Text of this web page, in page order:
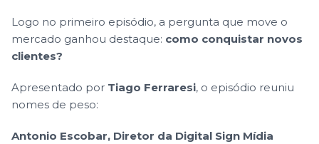
Logo no primeiro episódio, a pergunta que move o
mercado ganhou destaque: como conquistar novos
clientes?
Apresentado por Tiago Ferraresi, o episódio reuniu
nomes de peso:
Antonio Escobar, Diretor da Digital Sign Mídia